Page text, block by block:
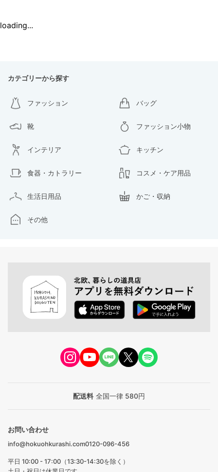
loading...
カテゴリーから探す
ファッション バッグ
靴 ファッション小物
インテリア キッチン
食器・カトラリー コスメ・ケア用品
生活日用品 かご・収納
その他
配送料 全国一律 580円
お問い合わせ
info@hokuohkurashi.com0120-096-456
平日 10:00 - 17:00（13:30-14:30を除く）